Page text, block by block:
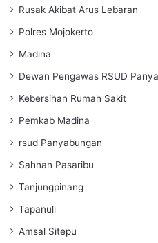
Rusak Akibat Arus Lebaran
Polres Mojokerto
Madina
Dewan Pengawas RSUD
Kebersihan Rumah Sakit
Pemkab Madina
rsud Panyabungan
Sahnan Pasaribu
Tanjungpinang
Tapanuli
Amsal Sitepu